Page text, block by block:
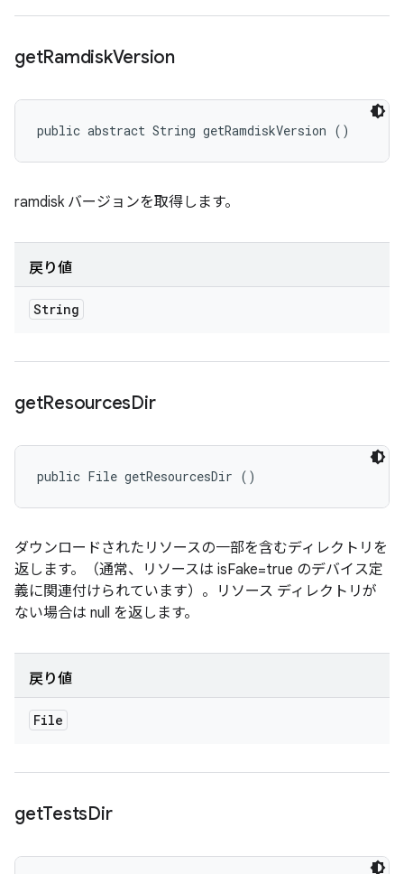
getRamdiskVersion
public abstract String getRamdiskVersion ()
ramdisk バージョンを取得します。
戻り値
String
getResourcesDir
public File getResourcesDir ()
ダウンロードされたリソースの一部を含むディレクトリを
返します。（通常、リソースは isFake=true のデバイス定
義に関連付けられています）。リソース ディレクトリが
ない場合は null を返します。
戻り値
File
getTestsDir